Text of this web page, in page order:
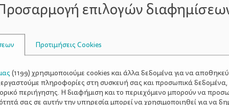
με καμπαναριά, μια χτιστή πηγή και ένα μεγάλο σταυρό.
εκείνο είναι καταπληκτική. Λίγο πιο κάτω
κατά λάθος από ανθρώπινη παρέμβαση,
χειμάρρου με αποτέλεσμα να γεννηθεί η μικρή αυτή
της δεν ξεπερνά τα 5 μέτρα. Το μάτι θα
τυχεροί να δείτε και ελάφια.10. Πάρκο Σκοπευτηρίου
αστικού πρασίνου από άποψη έκτασης και
και παιδική χαρά. Ο χώρος στον οποίο έχουν γίνει
επιλογών
Προτιμήσεις Cookies
(1199) χρησιμοποιούμε cookies και άλλα δεδομένα για να
πληροφορίες στη συσκευή σας και προσωπικά
περιήγησης. Η διαφήμιση και το περιεχόμενο μπορούν να
σας σε αυτήν την υπηρεσία μπορεί να χρησιμοποιηθεί για να